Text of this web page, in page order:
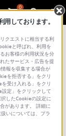
0
マートウォッチ wena
しております。
クエストに相当する利
と呼ばれ、利用を
お客様の利用状況を分
たサービス・広告を提
報を収集する場合が
を拒否する」をクリ
受け入れる」をクリ
定」をクリックして
したCookieの設定に
があります。 詳細に
いについては、プラ